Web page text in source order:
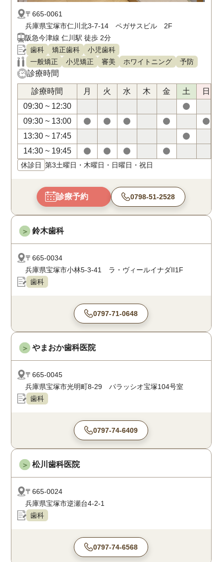
〒665-0061
兵庫県宝塚市仁川北3-7-14 ペガサスビル 2F
阪急今津線 仁川駅 徒歩 2分
歯科
矯正歯科
小児歯科
一般矯正
小児矯正 審美 ホワイトニング 予防
診療時間
診療時間
09:30 ~ 12:30
09:30 ~ 13:00
13:30 ~ 17:45
14:30 ~ 19:45
月 火 水 木 金 土 日
休診日 第3土曜日・木曜日・日曜日・祝日
診療予約 0798-51-2528
＞ 鈴木歯科
〒665-0034
兵庫県宝塚市小林5-3-41 ラ・ヴィールイナダII1F
歯科
0797-71-0648
＞ やまおか歯科医院
〒665-0045
兵庫県宝塚市光明町8-29 パラッシオ宝塚104号室
歯科
0797-74-6409
＞ 松川歯科医院
〒665-0024
兵庫県宝塚市逆瀬台4-2-1
歯科
0797-74-6568